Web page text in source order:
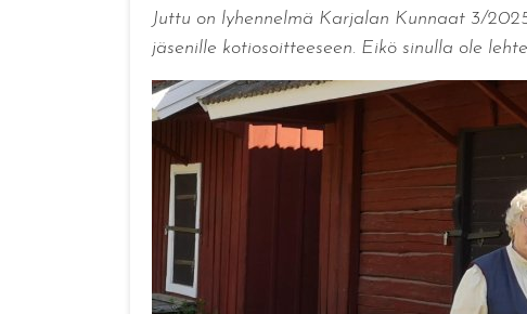
Juttu on lyhennelmä Karjalan Kunnaat 3/
jäsenille kotiosoitteeseen. Eikö sinulla ole